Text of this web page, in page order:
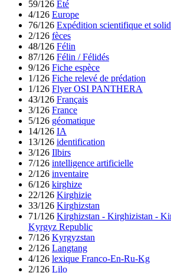
59/126 Eté
4/126 Europe
76/126 Expédition scientifique et
2/126 fèces
48/126 Félin
87/126 Félin / Félidés
9/126 Fiche espèce
1/126 Fiche relevé de prédation
1/126 Flyer OSI PANTHERA
43/126 Français
3/126 France
5/126 géomatique
14/126 IA
13/126 identification
3/126 Ilbirs
7/126 intelligence artificielle
2/126 inventaire
6/126 kirghize
22/126 Kirghizie
33/126 Kirghizstan
71/126 Kirghizstan - Kirghizistan -
Kyrgyz Republic
7/126 Kyrgyzstan
2/126 Langtang
4/126 lexique Franco-En-Ru-Kg
2/126 Lilo